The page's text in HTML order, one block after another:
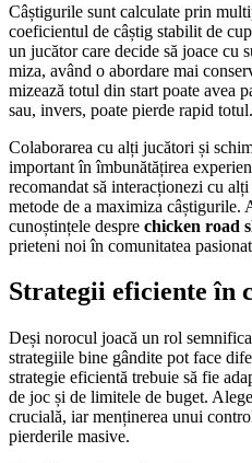
Câștigurile sunt calculate prin
coeficientul de câștig stabilit de
un jucător care decide să joace cu
miza, având o abordare mai
mizează totul din start poate avea
sau, invers, poate pierde rapid totul.
Colaborarea cu alți jucători și
important în îmbunătățirea
recomandat să interacționezi cu
metode de a maximiza câștigurile.
cunoștințele despre chicken road
prieteni noi în comunitatea
Strategii eficiente în
Deși norocul joacă un rol
strategiile bine gândite pot face
strategie eficientă trebuie să fie
de joc și de limitele de buget.
crucială, iar menținerea unui
pierderile masive.